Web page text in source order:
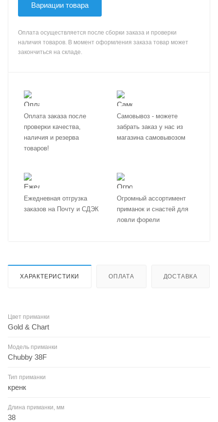
Вариации товара
Оплата осуществляется после сборки заказа и проверки
наличия товаров. В момент оформления заказа товар может
закончиться на складе.
Оплата заказа после
проверки качества,
наличия и резерва
товаров!
Самовывоз - можете
забрать заказ у нас из
магазина самовывозом
Ежедневная отгрузка
заказов на Почту и СДЭК
Огромный ассортимент
приманок и снастей для
ловли форели
ХАРАКТЕРИСТИКИ ОПЛАТА ДОСТАВКА
Цвет приманки
Gold & Chart
Модель приманки
Chubby 38F
Тип приманки
кренк
Длина приманки, мм
38